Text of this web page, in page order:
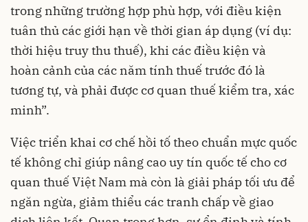
trong những trường hợp phù hợp, với điều kiện
tuân thủ các giới hạn về thời gian áp dụng (ví dụ:
thời hiệu truy thu thuế), khi các điều kiện và
hoàn cảnh của các năm tính thuế trước đó là
tương tự, và phải được cơ quan thuế kiểm tra, xác
minh”.
Việc triển khai cơ chế hồi tố theo chuẩn mực quốc
tế không chỉ giúp nâng cao uy tín quốc tế cho cơ
quan thuế Việt Nam mà còn là giải pháp tối ưu để
ngăn ngừa, giảm thiểu các tranh chấp về giao